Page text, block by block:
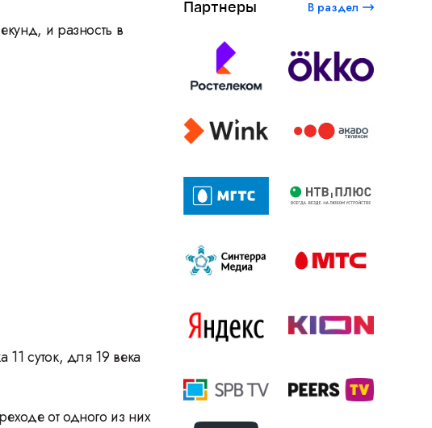
и разность в
суток, для 19 века
от одного из них
Партнеры В раздел